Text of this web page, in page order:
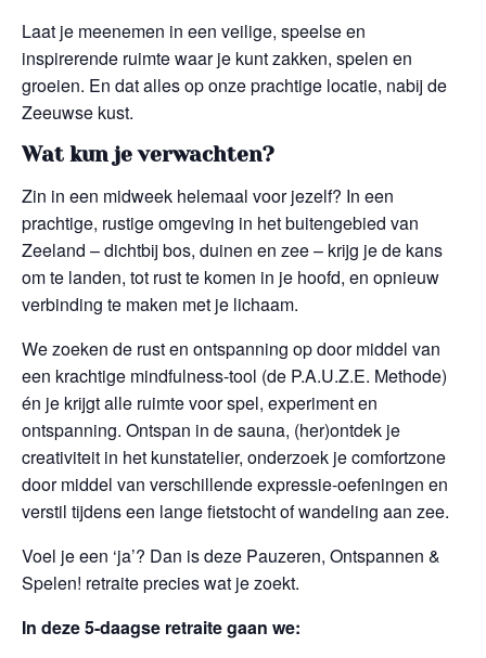
Laat je meenemen in een veilige, speelse en
inspirerende ruimte waar je kunt zakken, spelen en
groeien. En dat alles op onze prachtige locatie, nabij de
Zeeuwse kust.
Wat kun je verwachten?
Zin in een midweek helemaal voor jezelf? In een
prachtige, rustige omgeving in het buitengebied van
Zeeland – dichtbij bos, duinen en zee – krijg je de kans
om te landen, tot rust te komen in je hoofd, en opnieuw
verbinding te maken met je lichaam.
We zoeken de rust en ontspanning op door middel van
een krachtige mindfulness-tool (de P.A.U.Z.E. Methode)
én je krijgt alle ruimte voor spel, experiment en
ontspanning. Ontspan in de sauna, (her)ontdek je
creativiteit in het kunstatelier, onderzoek je comfortzone
door middel van verschillende expressie-oefeningen en
verstil tijdens een lange fietstocht of wandeling aan zee.
Voel je een ‘ja’? Dan is deze Pauzeren, Ontspannen &
Spelen! retraite precies wat je zoekt.
In deze 5-daagse retraite gaan we: